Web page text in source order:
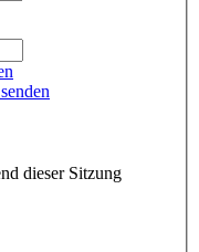
dieser Sitzung